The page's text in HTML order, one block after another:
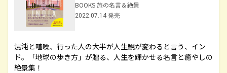
BOOKS 旅の名言＆絶景
2022.07.14 発売
混沌と喧噪、行った人の大半が人生観が変わると言う、イン
ド。「地球の歩き方」が贈る、人生を輝かせる名言と癒やしの
絶景集！